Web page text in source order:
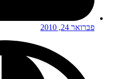
פברואר 24, 2010